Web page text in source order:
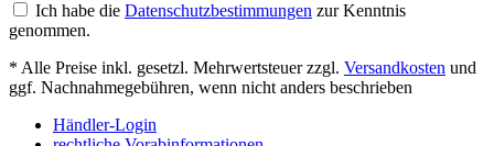
Ich habe die Datenschutzbestimmungen zur Kenntnis
genommen.
* Alle Preise inkl. gesetzl. Mehrwertsteuer zzgl. Versandkosten und
ggf. Nachnahmegebühren, wenn nicht anders beschrieben
Händler-Login